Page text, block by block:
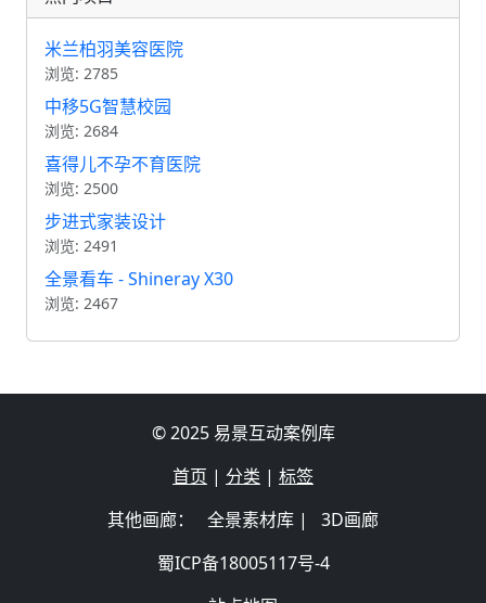
米兰柏羽美容医院
浏览: 2785
中移5G智慧校园
浏览: 2684
喜得儿不孕不育医院
浏览: 2500
步进式家装设计
浏览: 2491
全景看车 - Shineray X30
浏览: 2467
© 2025 易景互动案例库
首页 | 分类 | 标签
其他画廊：
全景素材库 |
3D画廊
蜀ICP备18005117号-4